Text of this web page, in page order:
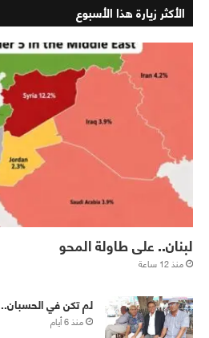
الأكثر زيارة هذا الأسبوع
لبنان.. على طاولة المحو
منذ 12 ساعة
لم تكن في الحسبان..
منذ 6 أيام